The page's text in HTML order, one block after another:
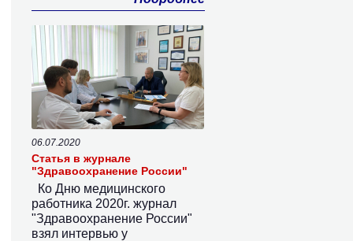
06.07.2020
Статья в журнале
"Здравоохранение России"
Ко Дню медицинского
работника 2020г. журнал
"Здравоохранение России"
взял интервью у